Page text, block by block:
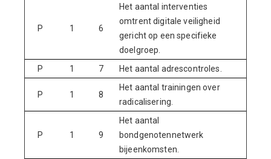
P 1 6
Het aantal interventies
omtrent digitale veiligheid
gericht op een specifieke
doelgroep.
P 1 7 Het aantal adrescontroles.
P 1 8
Het aantal trainingen over
radicalisering.
P 1 9
Het aantal
bondgenotennetwerk
bijeenkomsten.